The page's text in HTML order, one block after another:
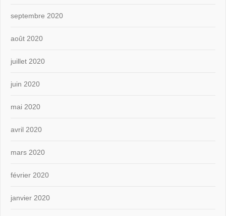
septembre 2020
août 2020
juillet 2020
juin 2020
mai 2020
avril 2020
mars 2020
février 2020
janvier 2020